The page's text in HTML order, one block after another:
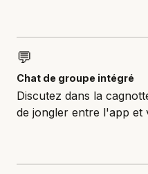
💬
Chat de groupe intégré
Discutez dans la
de jongler entre l'app et